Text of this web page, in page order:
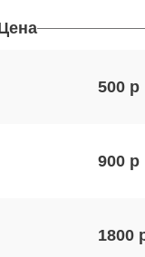
500
900
1800